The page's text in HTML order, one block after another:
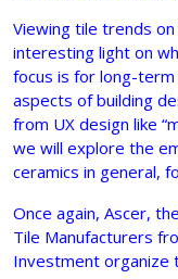
Viewing tile trends
interesting light on
focus is for long-
aspects of building
from UX design like
we will explore the
ceramics in general,
Once again, Ascer,
Tile Manufacturers
Investment organize